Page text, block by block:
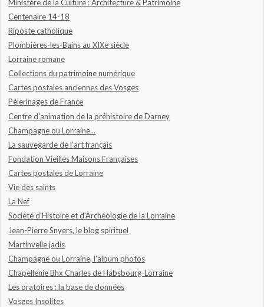
Ministère de la Culture : Architecture & Patrimoine
Centenaire 14-18
Riposte catholique
Plombières-les-Bains au XIXe siècle
Lorraine romane
Collections du patrimoine numérique
Cartes postales anciennes des Vosges
Pèlerinages de France
Centre d'animation de la préhistoire de Darney
Champagne ou Lorraine...
La sauvegarde de l'art français
Fondation Vieilles Maisons Françaises
Cartes postales de Lorraine
Vie des saints
La Nef
Société d'Histoire et d'Archéologie de la Lorraine
Jean-Pierre Snyers, le blog spirituel
Martinvelle jadis
Champagne ou Lorraine, l'album photos
Chapellenie Bhx Charles de Habsbourg-Lorraine
Les oratoires : la base de données
Vosges Insolites